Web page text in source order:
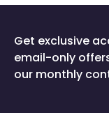
Get exclusive
email-only
our monthly